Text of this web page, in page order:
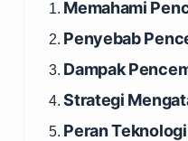
1. Memahami
2. Penyebab
3. Dampak
4.Strategi
5. Peran